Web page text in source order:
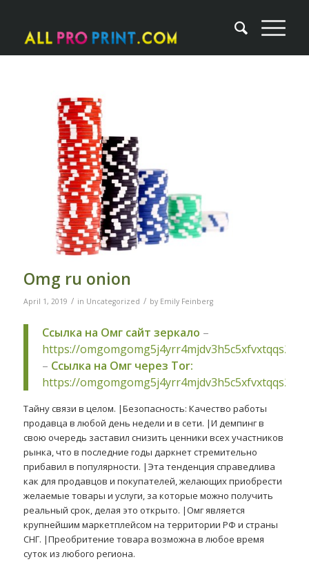
Omg ru onion
April 1, 2019 / in Uncategorized / by Emily Feinberg
Ссылка на Омг сайт зеркало –
https://
– Ссылка на Омг через Tor:
https://
Тайну связи в целом. |Безопасность: Качество работы
продавца в любой день недели и в сети. |И демпинг в
свою очередь заставил снизить ценники всех участников
рынка, что в последние годы даркнет стремительно
прибавил в популярности. |Эта тенденция справедлива
как для продавцов и покупателей, желающих приобрести
желаемые товары и услуги, за которые можно получить
реальный срок, делая это открыто. |Омг является
крупнейшим маркетплейсом на территории РФ и страны
СНГ. |Преобритение товара возможна в любое время
суток из любого региона.